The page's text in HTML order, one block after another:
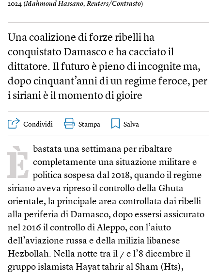
2024 (Mahmoud Hassano, Reuters/Contrasto)
Una coalizione di forze ribelli ha
conquistato Damasco e ha cacciato il
dittatore. Il futuro è pieno di incognite ma,
dopo cinquant’anni di un regime feroce, per
i siriani è il momento di gioire
Condividi Stampa
È bastata una settimana per ribaltare
completamente una situazione militare e
politica sospesa dal 2018, quando il regime
siriano aveva ripreso il controllo della Ghuta
orientale, la principale area controllata dai ribelli
alla periferia di Damasco, dopo essersi assicurato
nel 2016 il controllo di Aleppo, con l’aiuto
dell’aviazione russa e della milizia libanese
Hezbollah. Nella notte tra il 7 e l’8 dicembre il
gruppo islamista Hayat tahrir al Sham (Hts),